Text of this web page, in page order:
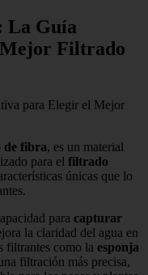
La Guía
Filtrado
para Elegir el Mejor
fibra, es un material
para el filtrado
únicas que lo
para capturar
la claridad del agua en
filtrantes como la esponja
filtración más precisa,